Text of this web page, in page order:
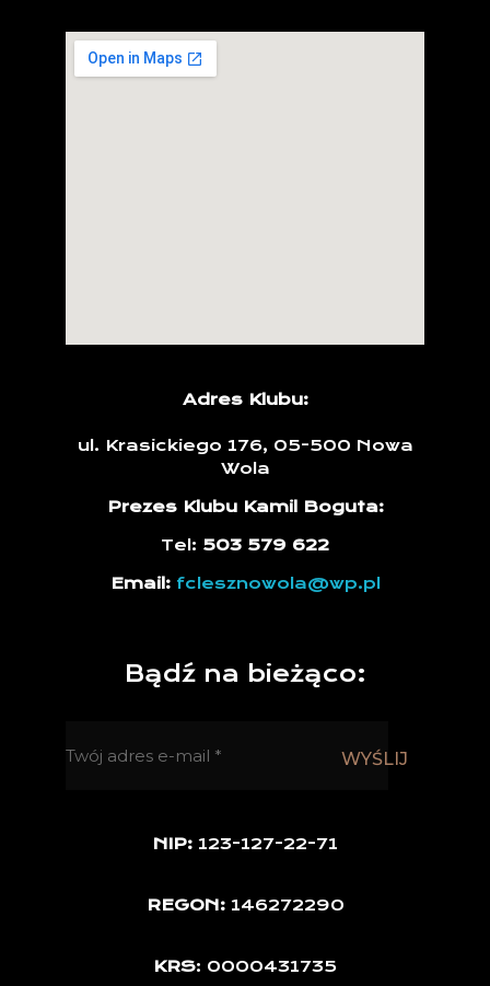
Adres Klubu:
ul. Krasickiego 176, 05-500 Nowa
Wola
Prezes Klubu Kamil Boguta:
Tel: 503 579 622
Email: fclesznowola@wp.pl
Bądź na bieżąco:
NIP:123-127-22-71
REGON:146272290
KRS: 0000431735